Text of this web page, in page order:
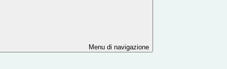
Menu di navigazione